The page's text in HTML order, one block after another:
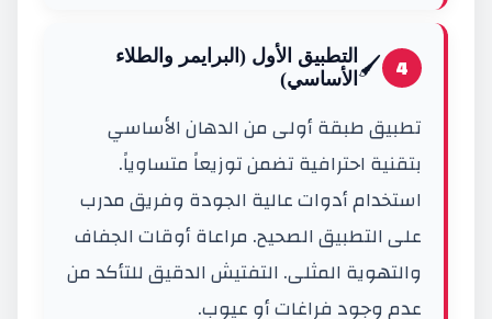
4
🖌️ التطبيق الأول (البرايمر والطلاء
الأساسي)
تطبيق طبقة أولى من الدهان الأساسي
بتقنية احترافية تضمن توزيعاً متساوياً.
استخدام أدوات عالية الجودة وفريق مدرب
على التطبيق الصحيح. مراعاة أوقات الجفاف
والتهوية المثلى. التفتيش الدقيق للتأكد من
عدم وجود فراغات أو عيوب.